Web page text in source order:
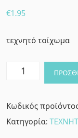
€1.95
τεχνητό τοίχωμα
ΤΕΧΝΗΤΟ
~
ΥΨΟΣ
Κωδικός
Κατηγορία: